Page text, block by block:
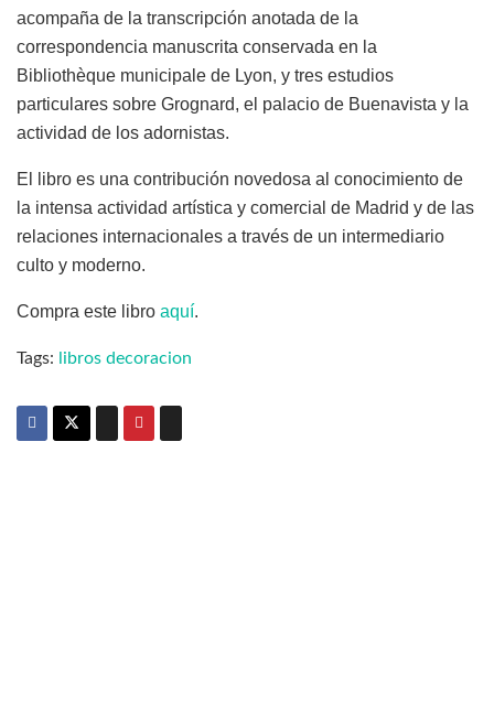
acompaña de la transcripción anotada de la
correspondencia manuscrita conservada en la
Bibliothèque municipale de Lyon, y tres estudios
particulares sobre Grognard, el palacio de Buenavista y la
actividad de los adornistas.
El libro es una contribución novedosa al conocimiento de
la intensa actividad artística y comercial de Madrid y de las
relaciones internacionales a través de un intermediario
culto y moderno.
Compra este libro aquí.
Tags: libros decoracion